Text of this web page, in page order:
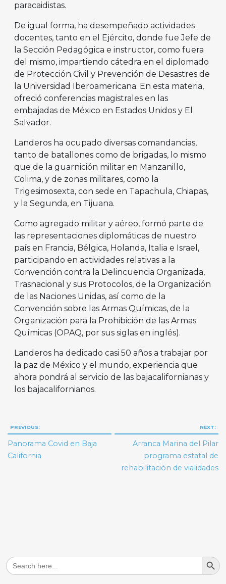
paracaidistas.
De igual forma, ha desempeñado actividades
docentes, tanto en el Ejército, donde fue Jefe de
la Sección Pedagógica e instructor, como fuera
del mismo, impartiendo cátedra en el diplomado
de Protección Civil y Prevención de Desastres de
la Universidad Iberoamericana. En esta materia,
ofreció conferencias magistrales en las
embajadas de México en Estados Unidos y El
Salvador.
Landeros ha ocupado diversas comandancias,
tanto de batallones como de brigadas, lo mismo
que de la guarnición militar en Manzanillo,
Colima, y de zonas militares, como la
Trigesimosexta, con sede en Tapachula, Chiapas,
y la Segunda, en Tijuana.
Como agregado militar y aéreo, formó parte de
las representaciones diplomáticas de nuestro
país en Francia, Bélgica, Holanda, Italia e Israel,
participando en actividades relativas a la
Convención contra la Delincuencia Organizada,
Trasnacional y sus Protocolos, de la Organización
de las Naciones Unidas, así como de la
Convención sobre las Armas Químicas, de la
Organización para la Prohibición de las Armas
Químicas (OPAQ, por sus siglas en inglés).
Landeros ha dedicado casi 50 años a trabajar por
la paz de México y el mundo, experiencia que
ahora pondrá al servicio de las bajacalifornianas y
los bajacalifornianos.
Navegación
de
entradas
PREVIOUS:
Panorama Covid en Baja
California
NEXT:
Arranca Marina del Pilar
programa estatal de
rehabilitación de vialidades
Search
for:
Search